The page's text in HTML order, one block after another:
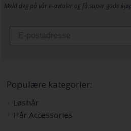
Meld deg på vår e-avtaler og få super gode
Populære kategorier:
Løshår
Hår Accessories